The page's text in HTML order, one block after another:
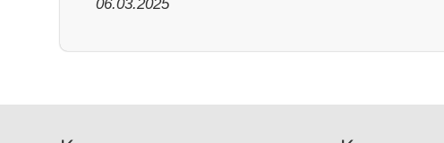
06.03.2025